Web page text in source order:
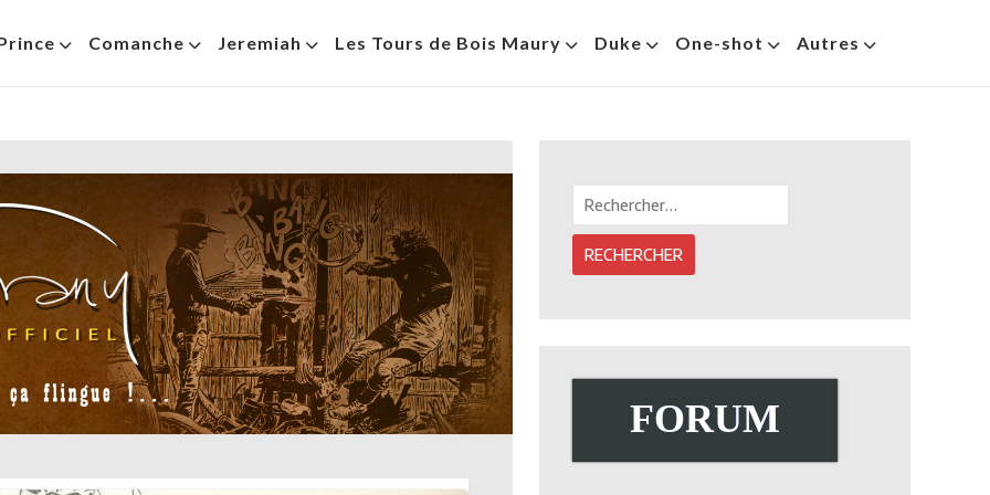
Comanche Jeremiah Les Tours de Bois Maury Duke One-shot Autres
FORUM